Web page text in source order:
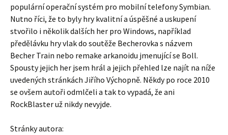
populární operační systém pro mobilní telefony Symbian.
Nutno říci, že to byly hry kvalitní a úspěšné a uskupení
stvořilo i několik dalších her pro Windows, například
předělávku hry vlak do soutěže Becherovka s názvem
Becher Train nebo remake arkanoidu jmenující se Boll.
Spousty jejich her jsem hrál a jejich přehled lze najít na níže
uvedených stránkách Jiřího Výchopně. Někdy po roce 2010
se ovšem autoři odmlčeli a tak to vypadá, že ani
RockBlaster už nikdy nevyjde.
Stránky autora: